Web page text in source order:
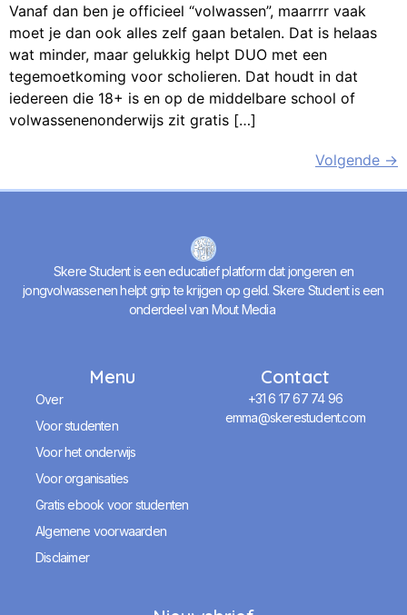
Vanaf dan ben je officieel “volwassen”, maarrrr vaak
moet je dan ook alles zelf gaan betalen. Dat is helaas
wat minder, maar gelukkig helpt DUO met een
tegemoetkoming voor scholieren. Dat houdt in dat
iedereen die 18+ is en op de middelbare school of
volwassenenonderwijs zit gratis […]
Volgende →
Skere Student is een educatief platform dat jongeren en
jongvolwassenen helpt grip te krijgen op geld. Skere Student is een
onderdeel van Mout Media
Menu
Over
Voor studenten
Voor het onderwijs
Voor organisaties
Gratis ebook voor studenten
Algemene voorwaarden
Disclaimer
Contact
+31 6 17 67 74 96
emma@skerestudent.com